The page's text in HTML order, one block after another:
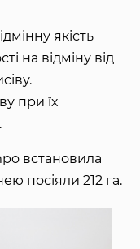
якість
на відміну від
при їх
встановила
посіяли 212 га.